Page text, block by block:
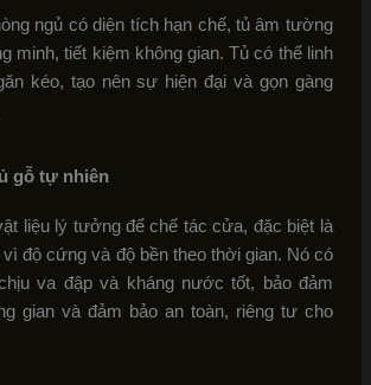
ngủ có diện tích hạn chế, tủ âm tường
minh, tiết kiệm không gian. Tủ có thể linh
kéo, tạo nên sự hiện đại và gọn gàng
gỗ tự nhiên
liệu lý tưởng để chế tác cửa, đặc biệt là
độ cứng và độ bền theo thời gian. Nó có
va đập và kháng nước tốt, bảo đảm
gian và đảm bảo an toàn, riêng tư cho